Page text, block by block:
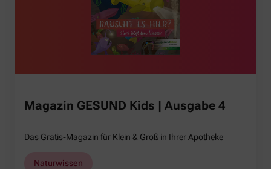
Magazin GESUND Kids | Ausgabe 4
Das Gratis-Magazin für Klein & Groß in Ihrer Apotheke
Naturwissen